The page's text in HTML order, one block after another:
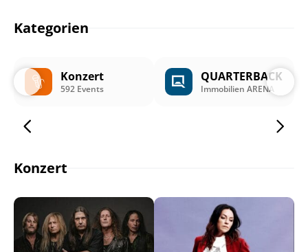
Kategorien
Konzert
592 Events
QUARTERBACK
Immobilien ARENA
Konzert